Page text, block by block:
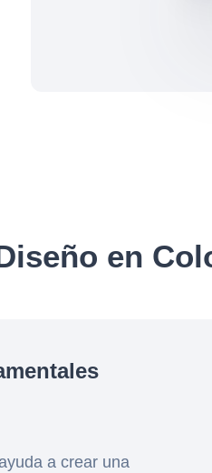
en
a crear una